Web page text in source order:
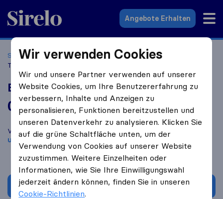
Sirelo.at
Angebote Erhalten
Startseite Umzugsfirmen Umzugsfirmen Wien
Transport
B.E.T Transport
0,0 basierend auf0
Sirelo und Google Bewertungen
i
Vergleichen Sie B.E.T Transport mit anderenUmzugs​
unternehmenaus Wien
Angebot anfordern
Wir verwenden Cookies
Wir und unsere Partner verwenden auf unserer
Website Cookies, um Ihre Benutzererfahrung zu
verbessern, Inhalte und Anzeigen zu
personalisieren, Funktionen bereitzustellen und
unseren Datenverkehr zu analysieren. Klicken Sie
auf die grüne Schaltfläche unten, um der
Verwendung von Cookies auf unserer Website
zuzustimmen. Weitere Einzelheiten oder
Informationen, wie Sie Ihre Einwilligungswahl
jederzeit ändern können, finden Sie in unseren
Cookie-Richtlinien.